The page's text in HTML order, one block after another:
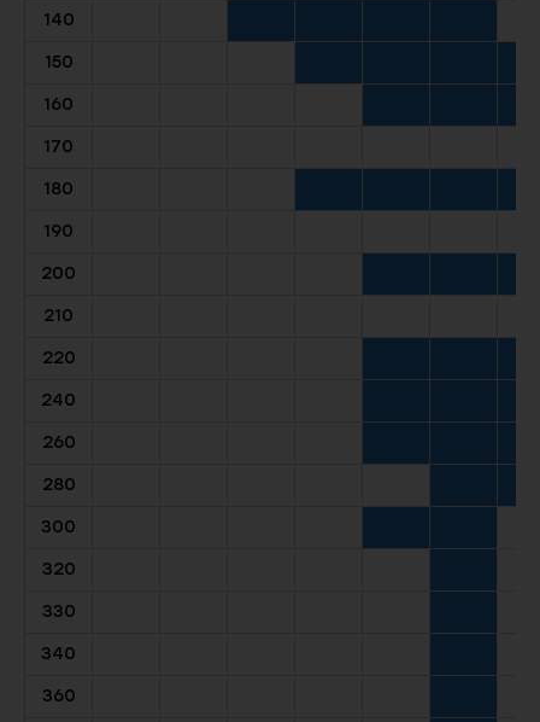
140
150
160
170
180
190
200
210
220
240
260
280
300
320
330
340
360